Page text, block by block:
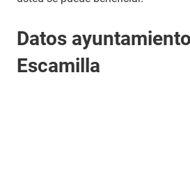
Datos
Escamilla